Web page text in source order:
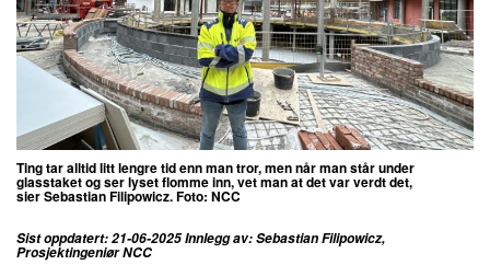
Ting tar alltid litt lengre tid enn man tror, men når man står under
glasstaket og ser lyset flomme inn, vet man at det var verdt det,
sier Sebastian Filipowicz. Foto: NCC
Sist oppdatert: 21-06-2025 Innlegg av: Sebastian Filipowicz,
Prosjektingeniør NCC